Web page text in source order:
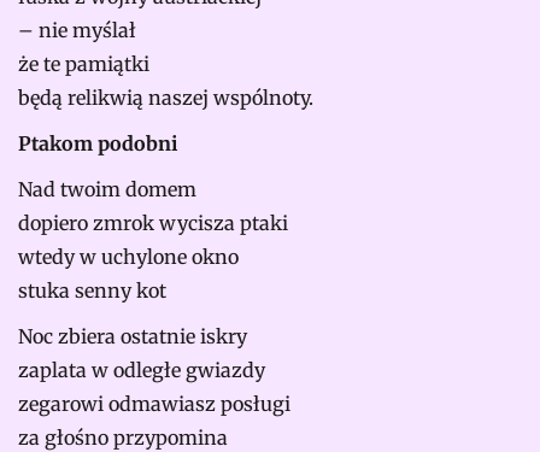
– nie myślał
że te pamiątki
będą relikwią naszej wspólnoty.
Ptakom podobni
Nad twoim domem
dopiero zmrok wycisza ptaki
wtedy w uchylone okno
stuka senny kot
Noc zbiera ostatnie iskry
zaplata w odległe gwiazdy
zegarowi odmawiasz posługi
za głośno przypomina